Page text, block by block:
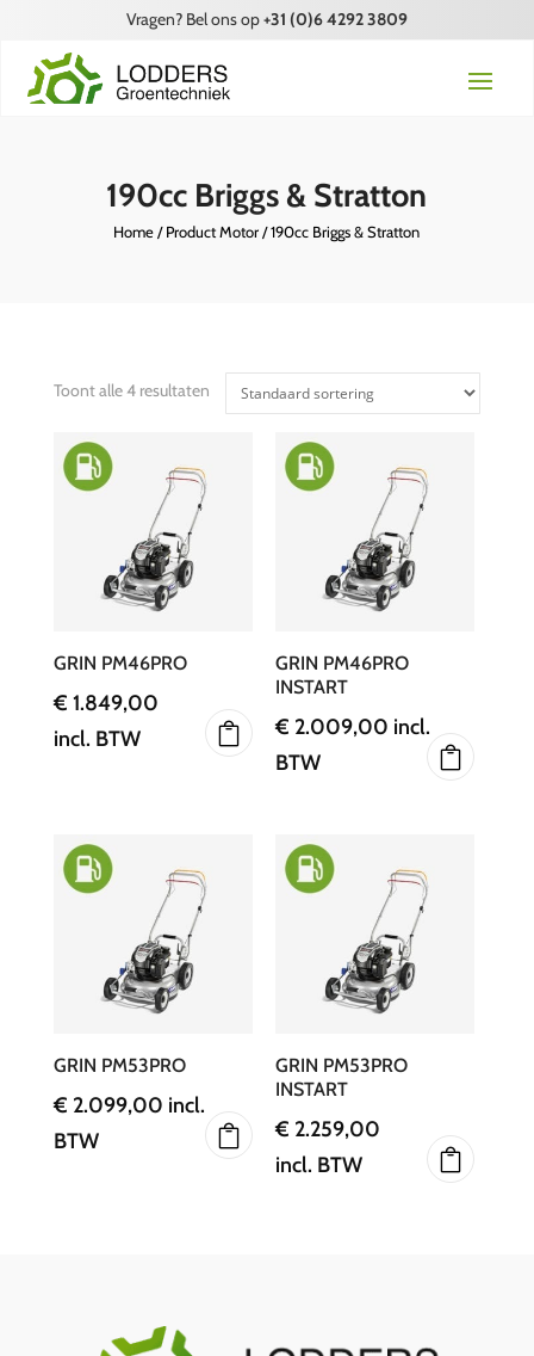
Vragen? Bel ons op+31 (0)6 4292 3809
190cc Briggs & Stratton
Home/ Product Motor / 190cc Briggs & Stratton
Toont alle 4 resultaten
GRIN PM46PRO
€ 1.849,00
incl. BTW
GRIN PM46PRO
INSTART
€ 2.009,00 incl.
BTW
GRIN PM53PRO
€ 2.099,00 incl.
BTW
GRIN PM53PRO
INSTART
€ 2.259,00
incl. BTW